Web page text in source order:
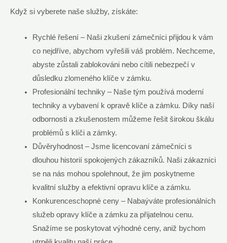
Když si vyberete naše služby, získáte:
Rychlé řešení – Naši zkušení zámečníci přijdou k vám
co nejdříve, abychom vyřešili váš problém. Nechceme,
abyste zůstali zablokováni nebo cítili nebezpečí v
důsledku zlomeného klíče v zámku.
Profesionální techniky – Naše tým používá moderní
techniky a vybavení k opravě klíče a zámku. Díky naší
odbornosti a zkušenostem můžeme řešit širokou škálu
problémů s klíči a zámky.
Důvěryhodnost – Jsme licencovaní zámečníci s
dlouhou historií spokojených zákazníků. Naši zákazníci
se na nás mohou spolehnout, že jim poskytneme
kvalitní služby a efektivní opravu klíče a zámku.
Konkurenceschopné ceny – Nabaýváte profesionálních
služeb opravy klíče a zámku za přijatelnou cenu.
Snažíme se poskytovat výhodné ceny, aniž bychom